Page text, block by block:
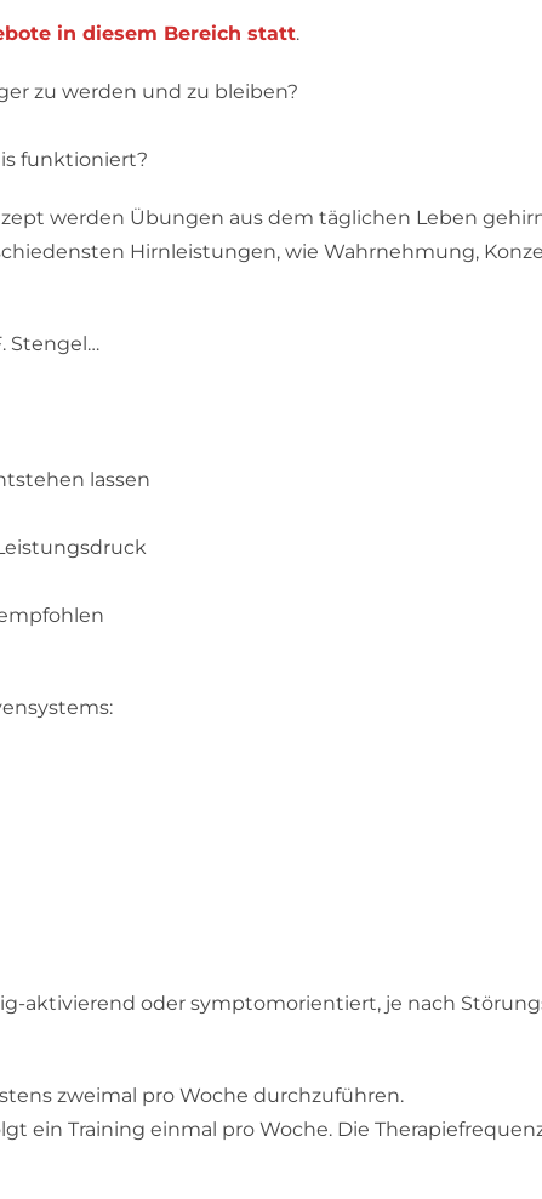
in diesem Bereich statt.
zu werden und zu bleiben?
funktioniert?
werden Übungen aus dem täglichen Leben
Hirnleistungen, wie Wahrnehmung,
Stengel…
lassen
aktivierend oder symptomorientiert, je nach
zweimal pro Woche durchzuführen.
ein Training einmal pro Woche. Die